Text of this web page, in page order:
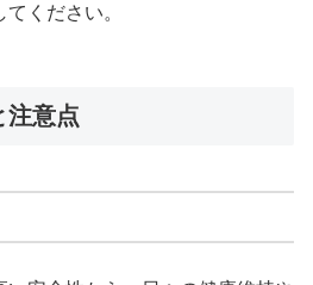
ください。
注意点